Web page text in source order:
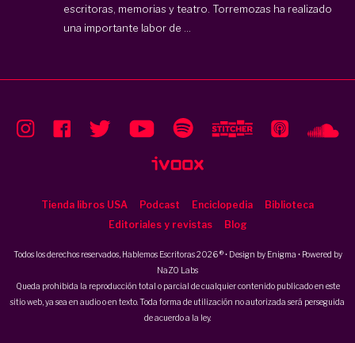
escritoras, memorias y teatro. Torremozas ha realizado
una importante labor de ...
Tienda libros USA Podcast Enciclopedia
Biblioteca
Editoriales y revistas
Blog
Todos los derechos reservados, Hablemos Escritoras 2026 ® • Design by Enigma • Powered by
NaZO Labs
Queda prohibida la reproducción total o parcial de cualquier contenido publicado en este
sitio web, ya sea en audio o en texto. Toda forma de utilización no autorizada será perseguida
de acuerdo a la ley.